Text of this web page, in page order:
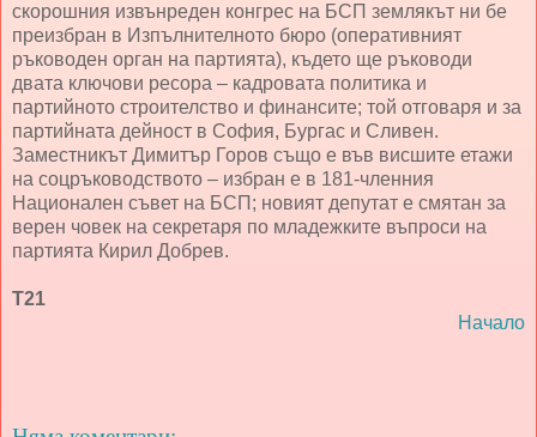
скорошния извънреден конгрес на БСП землякът ни бе
преизбран в Изпълнителното бюро (оперативният
ръководен орган на партията), където ще ръководи
двата ключови ресора – кадровата политика и
партийното строителство и финансите; той отговаря и за
партийната дейност в София, Бургас и Сливен.
Заместникът Димитър Горов също е във висшите етажи
на соцръководството – избран е в 181-членния
Национален съвет на БСП; новият депутат е смятан за
верен човек на секретаря по младежките въпроси на
партията Кирил Добрев.
Т21
Начало